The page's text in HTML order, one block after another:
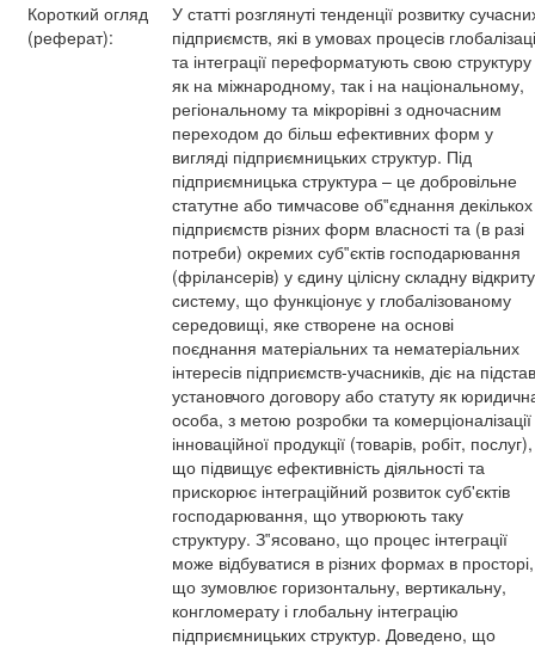
Короткий огляд
(реферат):
У статті розглянуті тенденції розвитку
підприємств, які в умовах процесів
та інтеграції переформатують свою структуру
як на міжнародному, так і на національному,
регіональному та мікрорівні з одночасним
переходом до більш ефективних форм у
вигляді підприємницьких структур. Під
підприємницька структура – це добровільне
статутне або тимчасове об‟єднання декількох
підприємств різних форм власності та (в разі
потреби) окремих суб‟єктів господарювання
(фрілансерів) у єдину цілісну складну відкриту
систему, що функціонує у глобалізованому
середовищі, яке створене на основі
поєднання матеріальних та нематеріальних
інтересів підприємств-учасників, діє на
установчого договору або статуту як
особа, з метою розробки та комерціоналізації
інноваційної продукції (товарів, робіт, послуг),
що підвищує ефективність діяльності та
прискорює інтеграційний розвиток суб'єктів
господарювання, що утворюють таку
структуру. З‟ясовано, що процес інтеграції
може відбуватися в різних формах в просторі,
що зумовлює горизонтальну, вертикальну,
конгломерату і глобальну інтеграцію
підприємницьких структур. Доведено, що